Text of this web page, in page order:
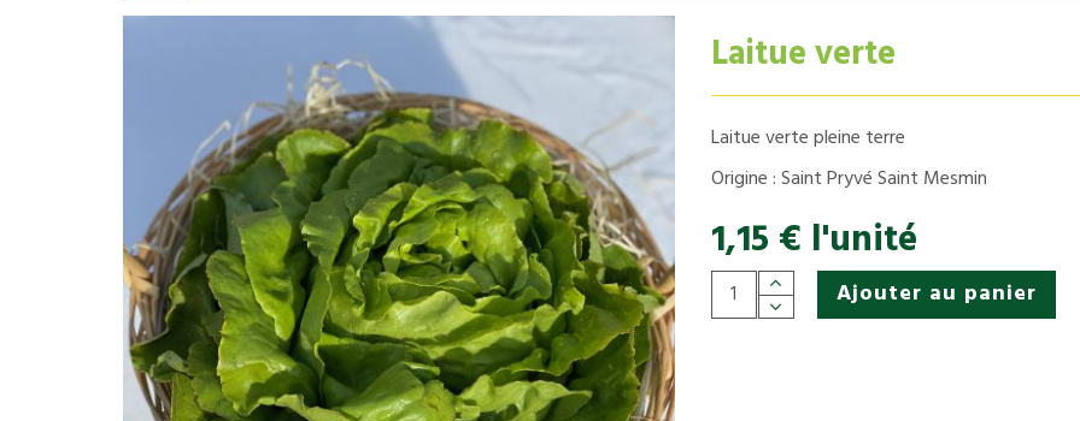
Laitue verte
Laitue verte pleine terre
Origine : Saint Pryvé Saint Mesmin
1,15 € l'unité
Ajouter au panier